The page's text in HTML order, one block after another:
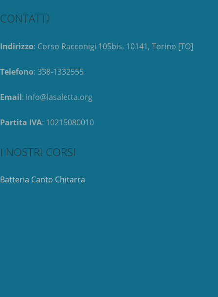
CONTATTI
Indirizzo: Corso Racconigi 105bis, 10141, Torino [TO]
Telefono: 338-1332555
Email: info@lasaletta.org
Partita IVA: 10215080010
I NOSTRI CORSI
Batteria Canto Chitarra